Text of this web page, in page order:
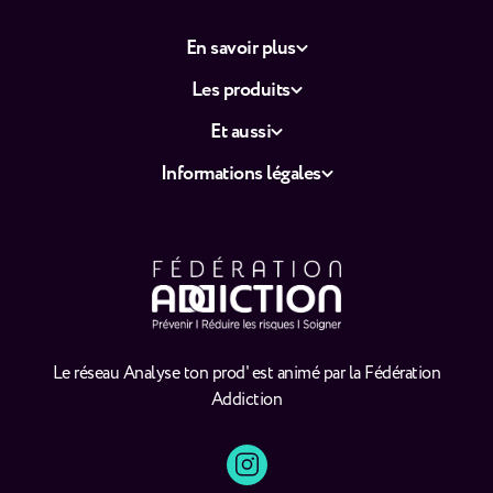
Le réseau Analyse ton prod' est animé par la Fédération
Addiction
En savoir plus
Les produits
Et aussi
Informations légales